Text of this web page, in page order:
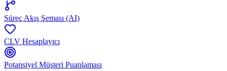
Süreç Akış Şeması (AI)
CLV Hesaplayıcı
Potansiyel Müşteri Puanlaması